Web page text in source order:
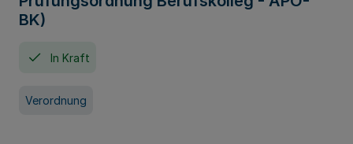
BK)
In Kraft
Verordnung